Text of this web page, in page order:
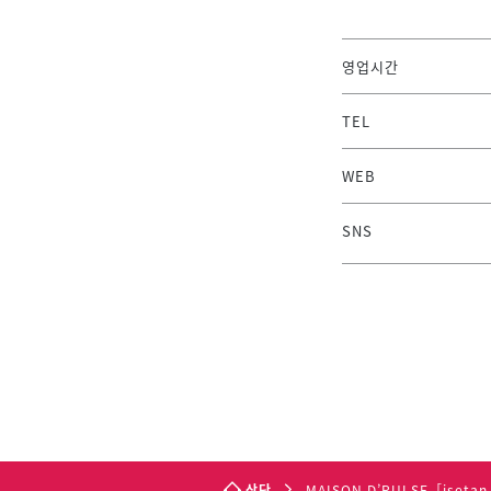
영업시간
TEL
WEB
SNS